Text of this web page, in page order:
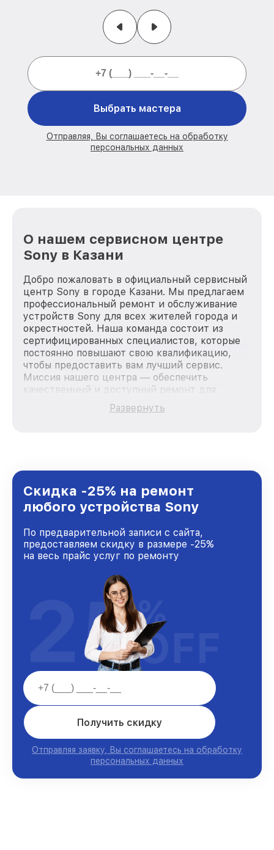
Выбрать мастера
Отправляя, Вы соглашаетесь на обработку
персональных данных
О нашем сервисном центре
Sony в Казани
Добро пожаловать в официальный сервисный
центр Sony в городе Казани. Мы предлагаем
профессиональный ремонт и обслуживание
устройств Sony для всех жителей города и
окрестностей. Наша команда состоит из
сертифицированных специалистов, которые
постоянно повышают свою квалификацию,
чтобы предоставить вам лучший сервис.
Миссия нашего центра — обеспечить
качественный и доступный ремонт для
каждого пользователя продукции Sony, вне
зависимости от сложности поломки. Мы
и лояльности наших клиентов.
Развернуть
Скидка -25% на ремонт
любого устройства Sony
По предварительной записи с сайта,
предоставляем скидку в размере -25%
на весь прайс услуг по ремонту
Получить скидку
Отправляя заявку, Вы соглашаетесь на обработку
персональных данных
25%
OFF